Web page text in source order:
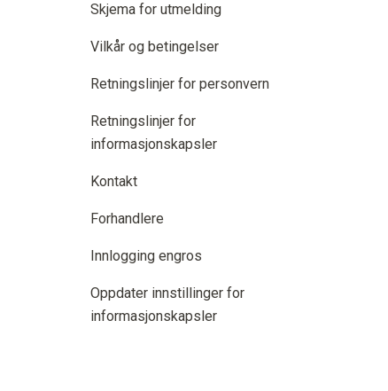
Skjema for utmelding
Vilkår og betingelser
Retningslinjer for personvern
Retningslinjer for
informasjonskapsler
Kontakt
Forhandlere
Innlogging engros
Oppdater innstillinger for
informasjonskapsler